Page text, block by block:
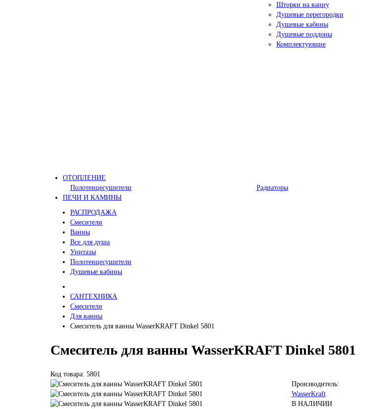
Шторки на ванну
Душевые перегородки
Душевые кабины
Душевые поддоны
Комплектующие
ОТОПЛЕНИЕ
Полотенцесушители
Радиаторы
ПЕЧИ И КАМИНЫ
РАСПРОДАЖА
Смесители
Ванны
Все для душа
Унитазы
Полотенцесушители
Душевые кабины
САНТЕХНИКА
Смесители
Для ванны
Смеситель для ванны WasserKRAFT Dinkel 5801
Смеситель для ванны WasserKRAFT Dinkel 5801
Код товара: 5801
Производитель:
WasserKraft
В НАЛИЧИИ